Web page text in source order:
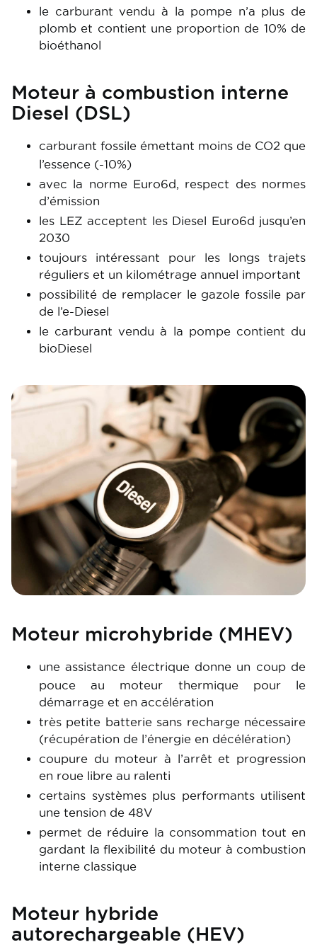
le carburant vendu à la pompe n’a plus de
plomb et contient une proportion de 10% de
bioéthanol
Moteur à combustion interne
Diesel (DSL)
carburant fossile émettant moins de CO2 que
l’essence (-10%)
avec la norme Euro6d, respect des normes
d’émission
les LEZ acceptent les Diesel Euro6d jusqu’en
2030
toujours intéressant pour les longs trajets
réguliers et un kilométrage annuel important
possibilité de remplacer le gazole fossile par
de l’e-Diesel
le carburant vendu à la pompe contient du
bioDiesel
Image
Moteur microhybride (MHEV)
une assistance électrique donne un coup de
pouce au moteur thermique pour le
démarrage et en accélération
très petite batterie sans recharge nécessaire
(récupération de l’énergie en décélération)
coupure du moteur à l’arrêt et progression
en roue libre au ralenti
certains systèmes plus performants utilisent
une tension de 48V
permet de réduire la consommation tout en
gardant la flexibilité du moteur à combustion
interne classique
Moteur hybride
autorechargeable (HEV)